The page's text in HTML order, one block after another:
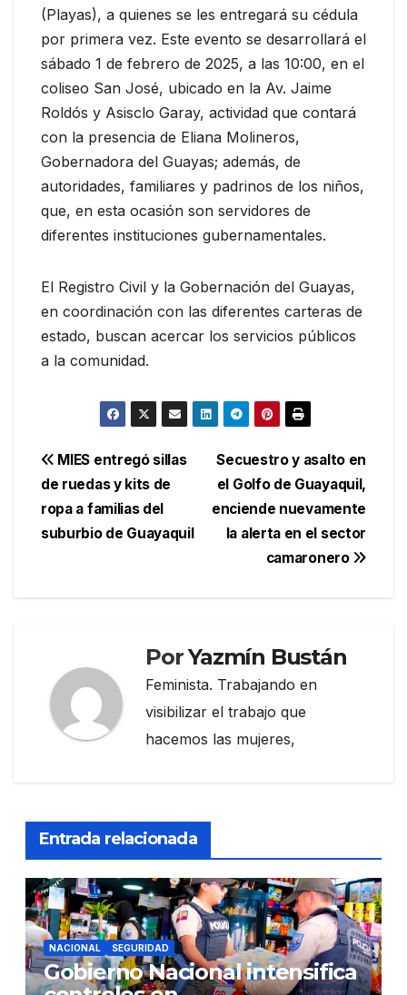
(Playas), a quienes se les entregará su cédula
por primera vez. Este evento se desarrollará el
sábado 1 de febrero de 2025, a las 10:00, en el
coliseo San José, ubicado en la Av. Jaime
Roldós y Asisclo Garay, actividad que contará
con la presencia de Eliana Molineros,
Gobernadora del Guayas; además, de
autoridades, familiares y padrinos de los niños,
que, en esta ocasión son servidores de
diferentes instituciones gubernamentales.
El Registro Civil y la Gobernación del Guayas,
en coordinación con las diferentes carteras de
estado, buscan acercar los servicios públicos
a la comunidad.
Navegación
de
entradas
Secuestro y asalto en
el Golfo de Guayaquil,
enciende nuevamente
la alerta en el sector
camaronero
MIES entregó sillas
de ruedas y kits de
ropa a familias del
suburbio de Guayaquil
PorYazmín Bustán
Feminista. Trabajando en
visibilizar el trabajo que
hacemos las mujeres,
Entrada relacionada
NACIONAL SEGURIDAD
Gobierno Nacional intensifica